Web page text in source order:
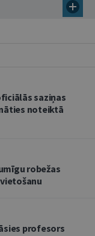
saziņas
noteiktā
robežas
profesors